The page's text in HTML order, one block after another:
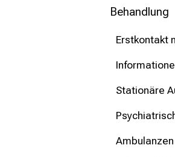
Behandlung
Erstkontakt
Stationäre
Ambulanzen
begeistern – ganz
ohne Anmeldung.
mehr Informationen